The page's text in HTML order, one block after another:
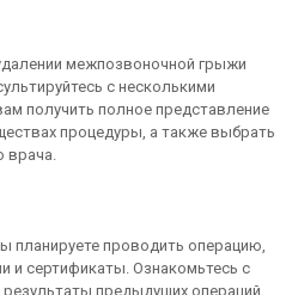
межпозвоночной грыжи
с несколькими
получить полное представление
процедуры, а также выбрать
врача.
планируете проводить операцию,
и сертификаты. Ознакомьтесь с
предыдущих операций,